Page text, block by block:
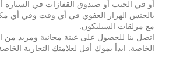
أو في الجيب أو صندوق القفازات في السيارة
بالجنس الهزاز العفوي في أي وقت وفي أي
مع مزلقات السيليكون.
اتصل بنا للحصول على عينة مجانية ومزيد من
الخاصة. ابدأ بموك أقل لعلامتك التجارية